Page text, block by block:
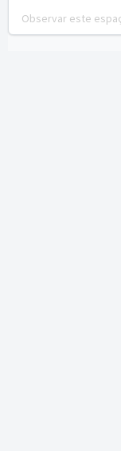
Observar este